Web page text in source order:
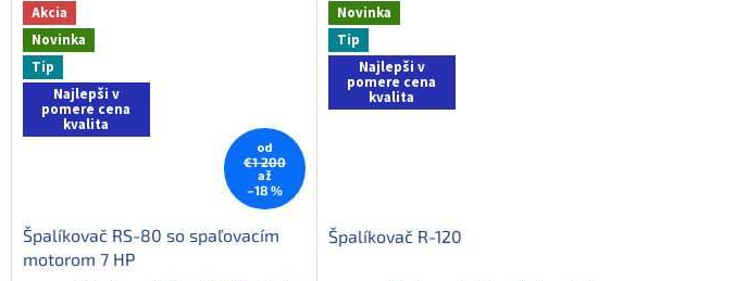
Akcia
Novinka
Tip
Najlepši v
pomere cena
kvalita
od
€1 200
až
–18 %
Špalíkovač RS-80 so spaľovacím
motorom 7 HP
Novinka
Tip
Najlepši v
pomere cena
kvalita
Špalíkovač R-120